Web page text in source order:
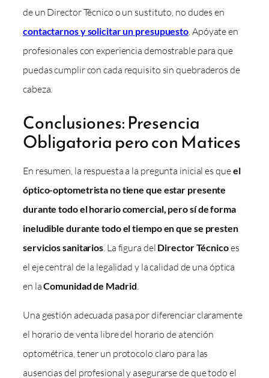
de un Director Técnico o un sustituto, no dudes en
contactarnos y solicitar un presupuesto. Apóyate en
profesionales con experiencia demostrable para que
puedas cumplir con cada requisito sin quebraderos de
cabeza.
Conclusiones: Presencia
Obligatoria pero con Matices
En resumen, la respuesta a la pregunta inicial es queel
óptico-optometrista no tiene que estar presente
durante todo el horario comercial, pero sí de forma
ineludible durante todo el tiempo en que se presten
servicios sanitarios. La figura del Director Técnicoes
el eje central de la legalidad y la calidad de una óptica
en laComunidad de Madrid.
Una gestión adecuada pasa por diferenciar claramente
el horario de venta libre del horario de atención
optométrica, tener un protocolo claro para las
ausencias del profesional y asegurarse de que todo el